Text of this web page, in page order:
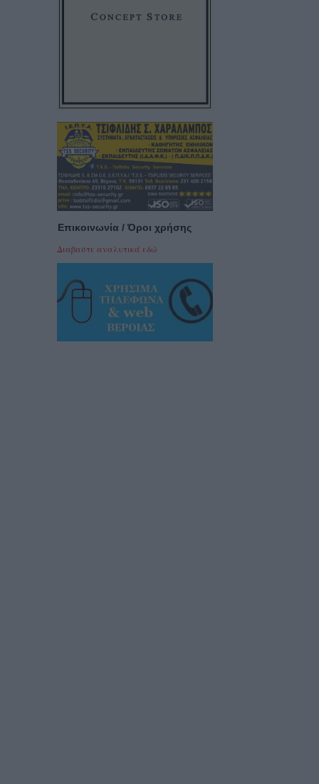
Επικοινωνία / Όροι χρήσης
Διαβαστε αναλυτικά εδώ